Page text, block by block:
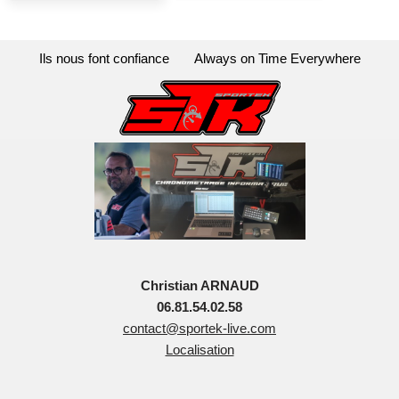
Ils nous font confiance Always on Time Everywhere
Christian ARNAUD
06.81.54.02.58
contact@sportek-live.com
Localisation